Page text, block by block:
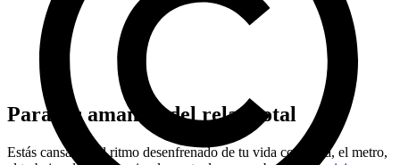
Para los amantes del relax total
Estás cansado del ritmo desenfrenado de tu vida cotidiana, el metro,